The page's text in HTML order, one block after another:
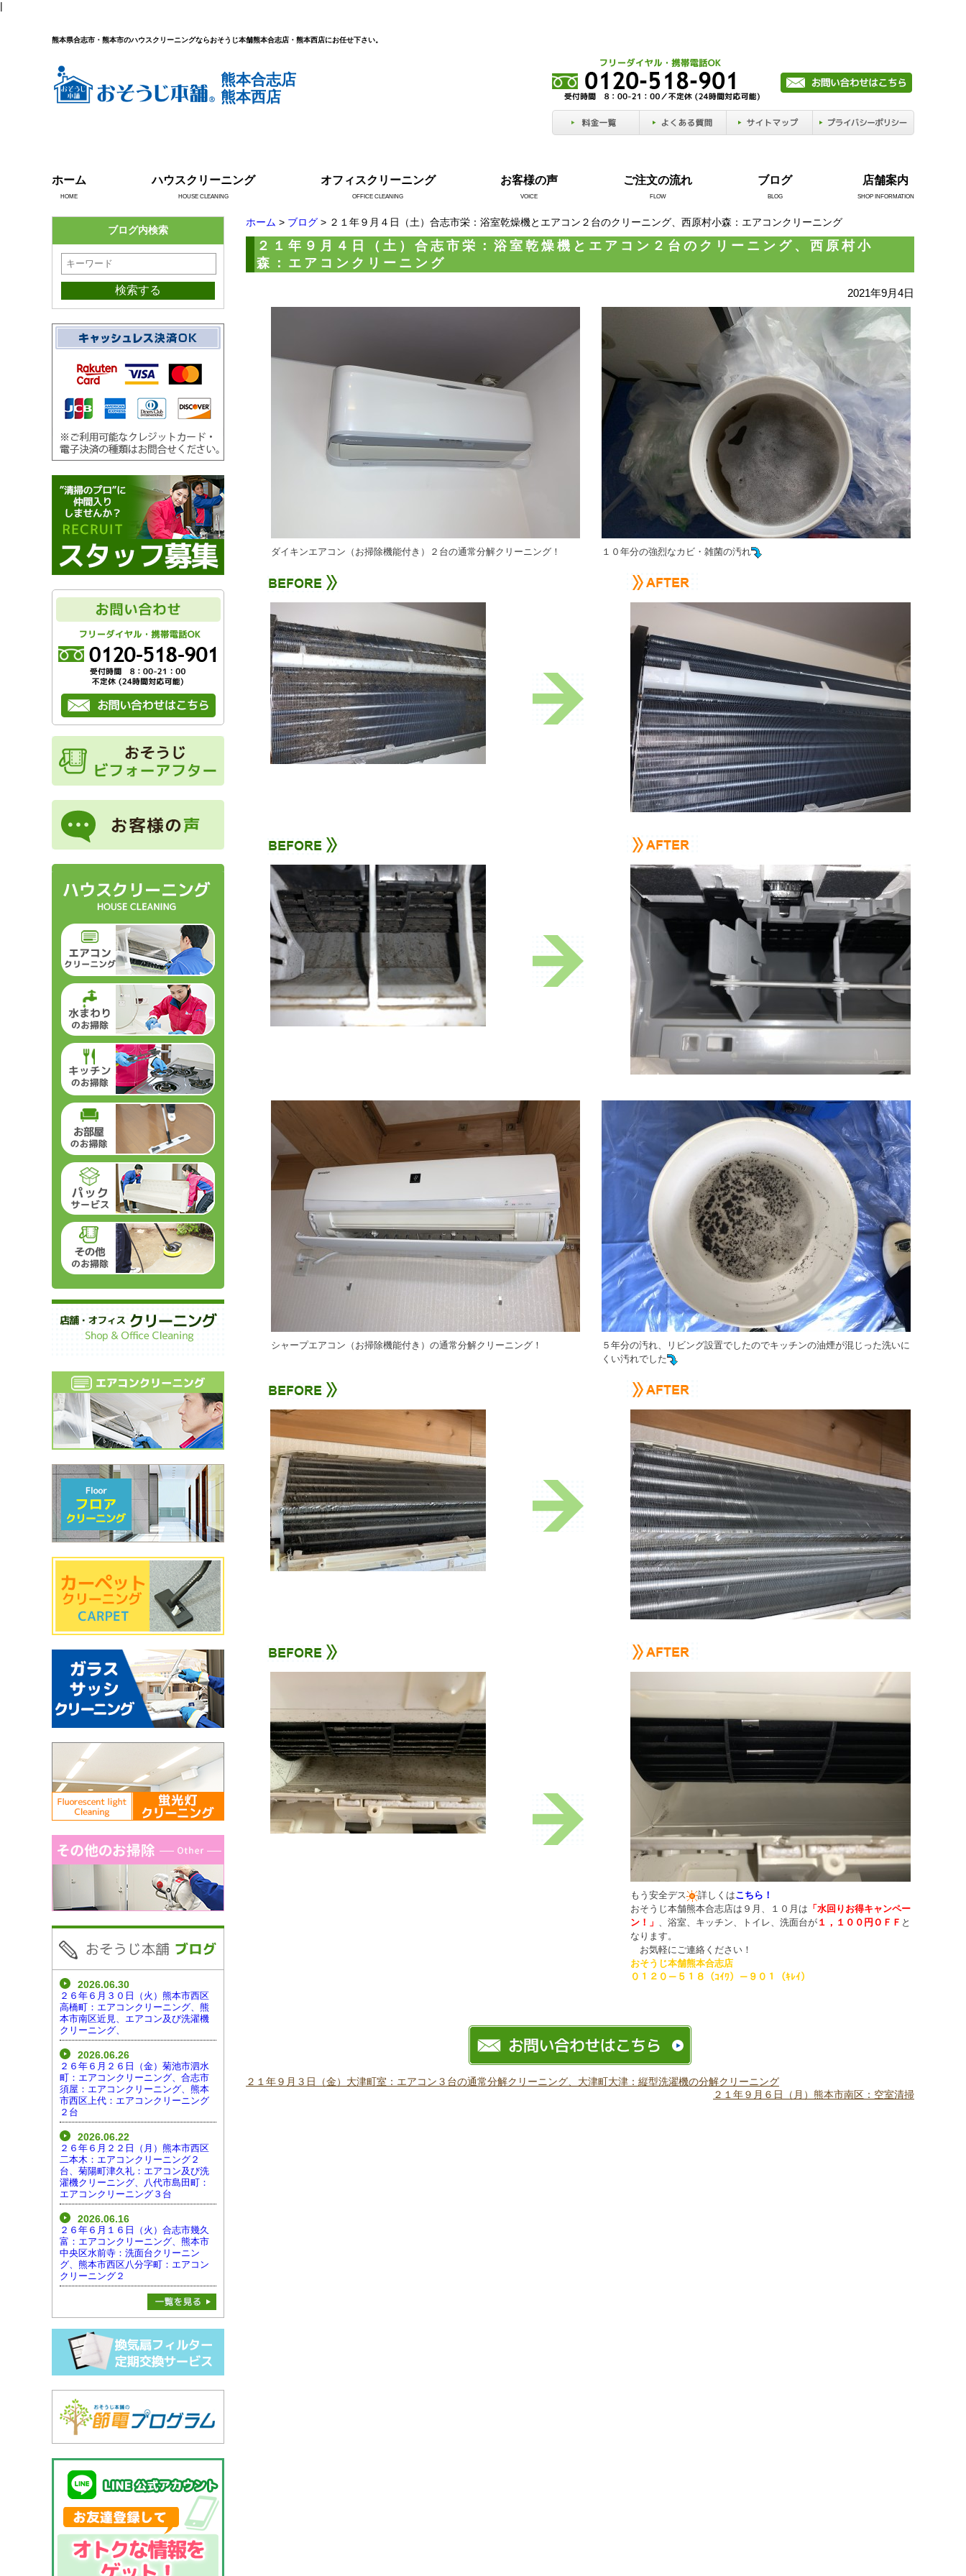
|
熊本県合志市・熊本市のハウスクリーニングならおそうじ本舗熊本合志店・熊本西店にお任せ下さい。
熊本合志店
熊本西店
ホーム
HOME
ハウスクリーニング
HOUSE CLEANING
オフィスクリーニング
OFFICE CLEANING
お客様の声
VOICE
ご注文の流れ
FLOW
ブログ
BLOG
店舗案内
SHOP INFORMATION
ホーム > ブログ > ２１年９月４日（土）合志市栄：浴室乾燥機とエアコン２台のクリーニング、西原村小森：エアコンクリーニング
２１年９月４日（土）合志市栄：浴室乾燥機とエアコン２台のクリーニング、西原村小
森：エアコンクリーニング
2021年9月4日
ダイキンエアコン（お掃除機能付き）２台の通常分解クリーニング！ １０年分の強烈なカビ・雑菌の汚れ
シャープエアコン（お掃除機能付き）の通常分解クリーニング！
５年分の汚れ、リビング設置でしたのでキッチンの油煙が混じった洗いに
くい汚れでした
もう安全デス 詳しくはこちら！
おそうじ本舗熊本合志店は９月、１０月は 「水回りお得キャンペー
ン！」 、浴室、キッチン、トイレ、洗面台が １，１００円ＯＦＦ と
なります。
お気軽にご連絡ください！
おそうじ本舗熊本合志店
０１２０－５１８（ｺｲﾜ）－９０１（ｷﾚｲ）
２１年９月３日（金）大津町室：エアコン３台の通常分解クリーニング、大津町大津：縦型洗濯機の分解クリーニング
２１年９月６日（月）熊本市南区：空室清掃
ブログ内検索
2026.06.30
２６年６月３０日（火）熊本市西区
高橋町：エアコンクリーニング、熊
本市南区近見、エアコン及び洗濯機
クリーニング、
2026.06.26
２６年６月２６日（金）菊池市泗水
町：エアコンクリーニング、合志市
須屋：エアコンクリーニング、熊本
市西区上代：エアコンクリーニング
２台
2026.06.22
２６年６月２２日（月）熊本市西区
二本木：エアコンクリーニング２
台、菊陽町津久礼：エアコン及び洗
濯機クリーニング、八代市島田町：
エアコンクリーニング３台
2026.06.16
２６年６月１６日（火）合志市幾久
富：エアコンクリーニング、熊本市
中央区水前寺：洗面台クリーニン
グ、熊本市西区八分字町：エアコン
クリーニング２